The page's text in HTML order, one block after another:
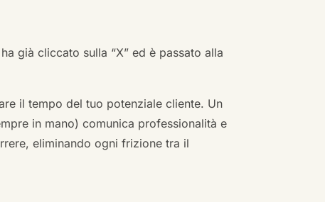
già cliccato sulla “X” ed è passato alla
il tempo del tuo potenziale cliente. Un
in mano) comunica professionalità e
eliminando ogni frizione tra il